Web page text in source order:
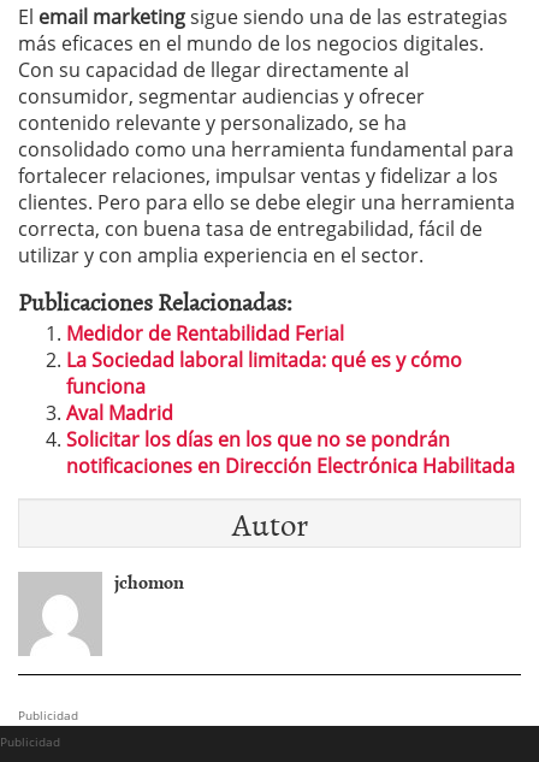
El email marketingsigue siendo una de las estrategias
más eficaces en el mundo de los negocios digitales.
Con su capacidad de llegar directamente al
consumidor, segmentar audiencias y ofrecer
contenido relevante y personalizado, se ha
consolidado como una herramienta fundamental para
fortalecer relaciones, impulsar ventas y fidelizar a los
clientes. Pero para ello se debe elegir una herramienta
correcta, con buena tasa de entregabilidad, fácil de
utilizar y con amplia experiencia en el sector.
Publicaciones Relacionadas:
Medidor de Rentabilidad Ferial
La Sociedad laboral limitada: qué es y cómo
funciona
Aval Madrid
Solicitar los días en los que no se pondrán
notificaciones en Dirección Electrónica Habilitada
Autor
jchomon
Publicidad
Publicidad